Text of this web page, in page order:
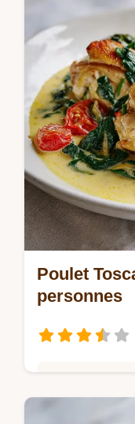
four inclut un
Prêt en 45
Poulet
personnes
Savourez ce